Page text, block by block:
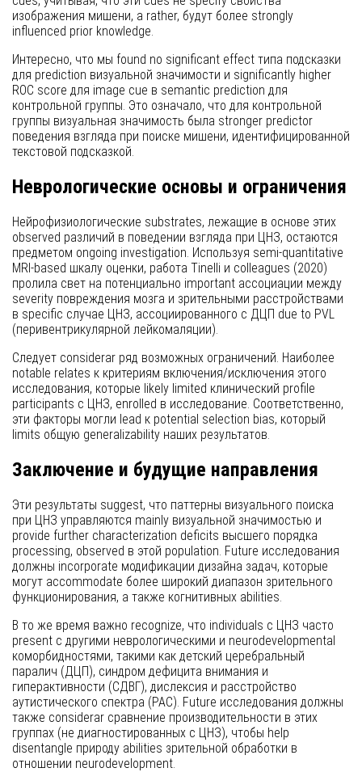
изображения мишени, а rather, будут более strongly
influenced prior knowledge.
Интересно, что мы found no significant effect типа подсказки
для prediction визуальной значимости и significantly higher
ROC score для image cue в semantic prediction для
контрольной группы. Это означало, что для контрольной
группы визуальная значимость была stronger predictor
поведения взгляда при поиске мишени, идентифицированной
текстовой подсказкой.
Неврологические основы и ограничения
Нейрофизиологические substrates, лежащие в основе этих
observed различий в поведении взгляда при ЦНЗ, остаются
предметом ongoing investigation. Используя semi-quantitative
MRI-based шкалу оценки, работа Tinelli и colleagues (2020)
пролила свет на потенциально important ассоциации между
severity повреждения мозга и зрительными расстройствами
в specific случае ЦНЗ, ассоциированного с ДЦП due to PVL
(перивентрикулярной лейкомаляции).
Следует considerar ряд возможных ограничений. Наиболее
notable relates к критериям включения/исключения этого
исследования, которые likely limited клинический profile
participants с ЦНЗ, enrolled в исследование. Соответственно,
эти факторы могли lead к potential selection bias, который
limits общую generalizability наших результатов.
Заключение и будущие направления
Эти результаты suggest, что паттерны визуального поиска
при ЦНЗ управляются mainly визуальной значимостью и
provide further characterization deficits высшего порядка
processing, observed в этой population. Future исследования
должны incorporate модификации дизайна задач, которые
могут accommodate более широкий диапазон зрительного
функционирования, а также когнитивных abilities.
В то же время важно recognize, что individuals с ЦНЗ часто
present с другими неврологическими и neurodevelopmental
коморбидностями, такими как детский церебральный
паралич (ДЦП), синдром дефицита внимания и
гиперактивности (СДВГ), дислексия и расстройство
аутистического спектра (РАС). Future исследования должны
также considerar сравнение производительности в этих
группах (не диагностированных с ЦНЗ), чтобы help
disentangle природу abilities зрительной обработки в
отношении neurodevelopment.